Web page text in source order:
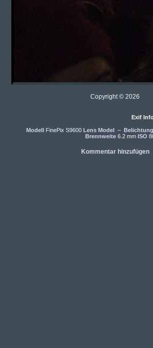
Copyright © 2026
Exif
ModellFinePix S9600 Lens Model–
Brennweite 6.2 mm ISO
Kommentar hinzufügen